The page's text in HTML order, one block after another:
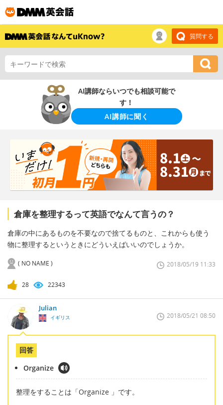
質問する
AI講師ならいつでも相談可能で
す！
AI講師に聞く
倉庫を整理するって英語でなんて言うの？
倉庫の中にあるものを不要なので捨てるものと、これからも使う
物に整理するというときにどういえばいいのでしょうか。
( NO NAME ) 2018/05/19 11:33
28 22343
Julian
イギリス 2018/05/21 08:50
回答
Organize
整理をすることは「Organize 」です。